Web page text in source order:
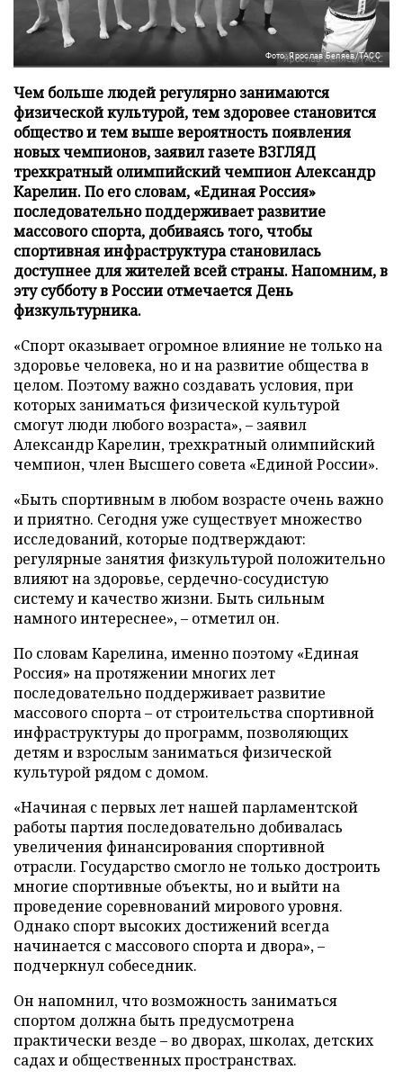
Фото: Ярослав Беляев/ТАСС
Чем больше людей регулярно занимаются
физической культурой, тем здоровее становится
общество и тем выше вероятность появления
новых чемпионов, заявил газете ВЗГЛЯД
трехкратный олимпийский чемпион Александр
Карелин. По его словам, «Единая Россия»
последовательно поддерживает развитие
массового спорта, добиваясь того, чтобы
спортивная инфраструктура становилась
доступнее для жителей всей страны. Напомним, в
эту субботу в России отмечается День
физкультурника.
«Спорт оказывает огромное влияние не только на
здоровье человека, но и на развитие общества в
целом. Поэтому важно создавать условия, при
которых заниматься физической культурой
смогут люди любого возраста», – заявил
Александр Карелин, трехкратный олимпийский
чемпион, член Высшего совета «Единой России».
«Быть спортивным в любом возрасте очень важно
и приятно. Сегодня уже существует множество
исследований, которые подтверждают:
регулярные занятия физкультурой положительно
влияют на здоровье, сердечно-сосудистую
систему и качество жизни. Быть сильным
намного интереснее», – отметил он.
По словам Карелина, именно поэтому «Единая
Россия» на протяжении многих лет
последовательно поддерживает развитие
массового спорта – от строительства спортивной
инфраструктуры до программ, позволяющих
детям и взрослым заниматься физической
культурой рядом с домом.
«Начиная с первых лет нашей парламентской
работы партия последовательно добивалась
увеличения финансирования спортивной
отрасли. Государство смогло не только достроить
многие спортивные объекты, но и выйти на
проведение соревнований мирового уровня.
Однако спорт высоких достижений всегда
начинается с массового спорта и двора», –
подчеркнул собеседник.
Он напомнил, что возможность заниматься
спортом должна быть предусмотрена
практически везде – во дворах, школах, детских
садах и общественных пространствах.